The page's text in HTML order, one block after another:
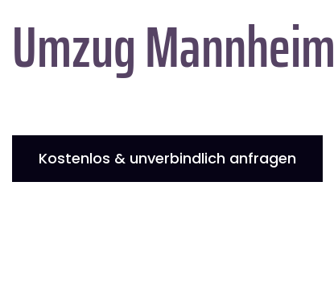
Umzug Mannheim
Kostenlos & unverbindlich anfragen